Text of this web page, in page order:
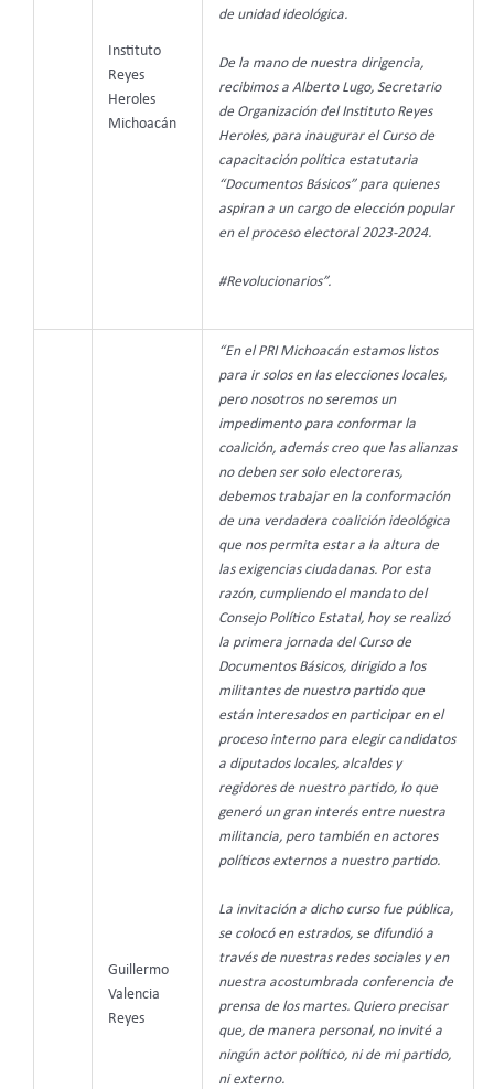
Instituto
Reyes
Heroles
Michoacán
de unidad ideológica.
De la mano de nuestra dirigencia,
recibimos a Alberto Lugo, Secretario
de Organización del Instituto Reyes
Heroles, para inaugurar el Curso de
capacitación política estatutaria
“Documentos Básicos” para quienes
aspiran a un cargo de elección popular
en el proceso electoral 2023-2024.
#Revolucionarios”.
Guillermo
Valencia
Reyes
“En el PRI Michoacán estamos listos
para ir solos en las elecciones locales,
pero nosotros no seremos un
impedimento para conformar la
coalición, además creo que las alianzas
no deben ser solo electoreras,
debemos trabajar en la conformación
de una verdadera coalición ideológica
que nos permita estar a la altura de
las exigencias ciudadanas. Por esta
razón, cumpliendo el mandato del
Consejo Político Estatal, hoy se realizó
la primera jornada del Curso de
Documentos Básicos, dirigido a los
militantes de nuestro partido que
están interesados en participar en el
proceso interno para elegir candidatos
a diputados locales, alcaldes y
regidores de nuestro partido, lo que
generó un gran interés entre nuestra
militancia, pero también en actores
políticos externos a nuestro partido.
La invitación a dicho curso fue pública,
se colocó en estrados, se difundió a
través de nuestras redes sociales y en
nuestra acostumbrada conferencia de
prensa de los martes. Quiero precisar
que, de manera personal, no invité a
ningún actor político, ni de mi partido,
ni externo.